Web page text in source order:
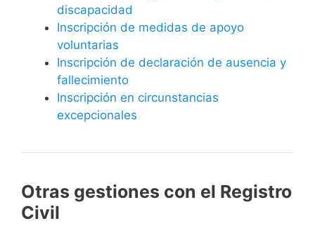
discapacidad
Inscripción de medidas de apoyo
voluntarias
Inscripción de declaración de ausencia y
fallecimiento
Inscripción en circunstancias
excepcionales
Otras gestiones con el Registro
Civil